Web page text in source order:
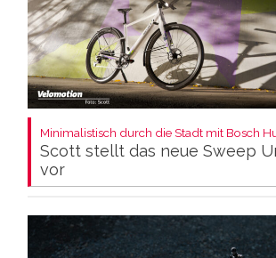
Minimalistisch durch die Stadt mit Bosch
Scott stellt das neue Sweep
vor